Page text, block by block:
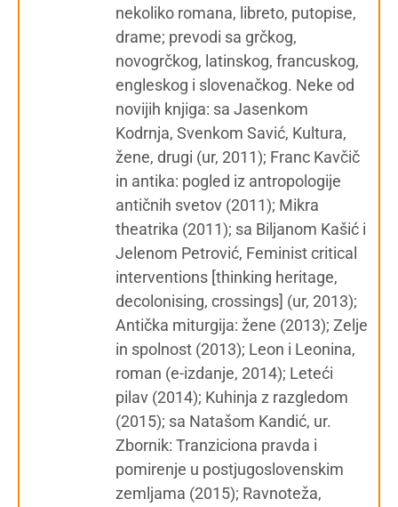
nekoliko romana, libreto, putopise,
drame; prevodi sa grčkog,
novogrčkog, latinskog, francuskog,
engleskog i slovenačkog. Neke od
novijih knjiga: sa Jasenkom
Kodrnja, Svenkom Savić, Kultura,
žene, drugi (ur, 2011); Franc Kavčič
in antika: pogled iz antropologije
antičnih svetov (2011); Mikra
theatrika (2011); sa Biljanom Kašić i
Jelenom Petrović, Feminist critical
interventions [thinking heritage,
decolonising, crossings] (ur, 2013);
Antička miturgija: žene (2013); Zelje
in spolnost (2013); Leon i Leonina,
roman (e-izdanje, 2014); Leteći
pilav (2014); Kuhinja z razgledom
(2015); sa Natašom Kandić, ur.
Zbornik: Tranziciona pravda i
pomirenje u postjugoslovenskim
zemljama (2015); Ravnoteža,